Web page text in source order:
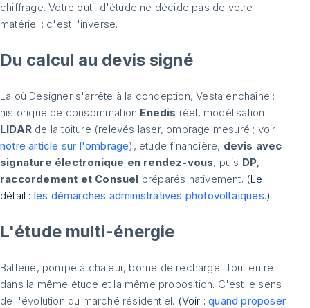
chiffrage. Votre outil d'étude ne décide pas de votre
matériel ; c'est l'inverse.
Du calcul au devis signé
Là où Designer s'arrête à la conception, Vesta enchaîne :
historique de consommation Enedis réel, modélisation
LIDAR de la toiture (relevés laser, ombrage mesuré ; voir
notre article sur l'ombrage), étude financière, devis avec
signature électronique en rendez-vous, puis DP,
raccordement et Consuel préparés nativement. (Le
détail : les démarches administratives photovoltaïques.)
L'étude multi-énergie
Batterie, pompe à chaleur, borne de recharge : tout entre
dans la même étude et la même proposition. C'est le sens
de l'évolution du marché résidentiel. (Voir :quand proposer